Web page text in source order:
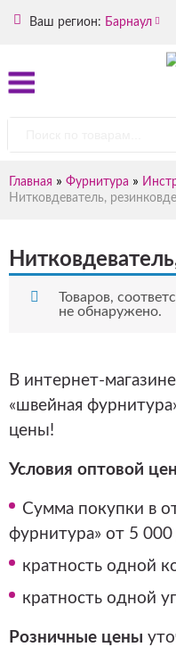
Ваш регион: Барнаул
Главная » Фурнитура »
Нитковдеватель,
Товаров,
не обнаружено.
В интернет-
«швейная
цены!
Условия оптовой
Сумма покупки в
фурнитура» от 5
кратность одной
кратность одной
Розничные цены